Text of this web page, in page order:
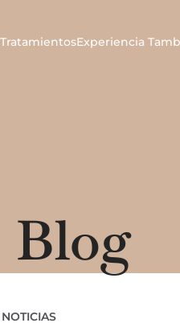
TratamientosExperiencia
Blog